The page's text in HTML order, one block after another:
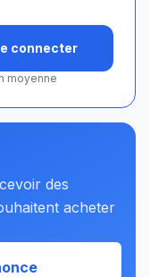
connecter
moyenne
des
acheter